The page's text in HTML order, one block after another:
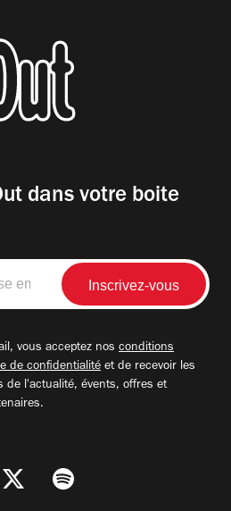
dans votre boite
vous acceptez nos conditions
de confidentialité et de recevoir les
de l'actualité, évents, offres et